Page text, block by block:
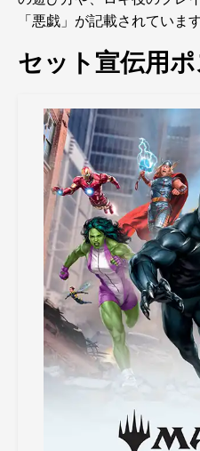
「悪戯」が記載されています
セット宣伝用